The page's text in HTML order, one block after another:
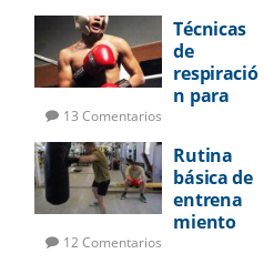
Técnicas
de
respiració
n para
13 Comentarios
Rutina
básica de
entrena
miento
12 Comentarios